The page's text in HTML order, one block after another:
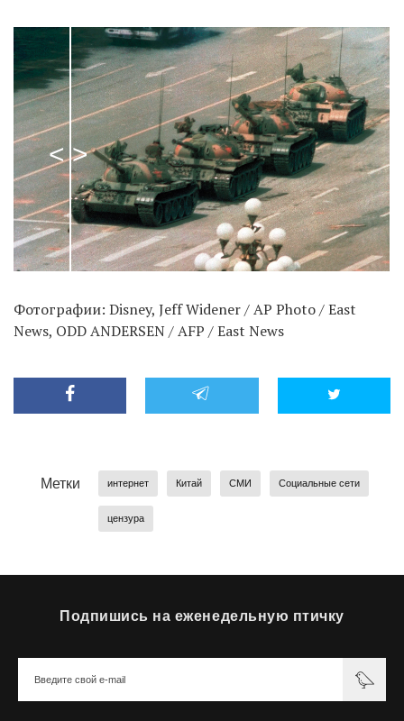
Фотографии: Disney, Jeff Widener / AP Photo / East
News, ODD ANDERSEN / AFP / East News
Метки интернет Китай СМИ Социальные сети
цензура
Подпишись на еженедельную птичку